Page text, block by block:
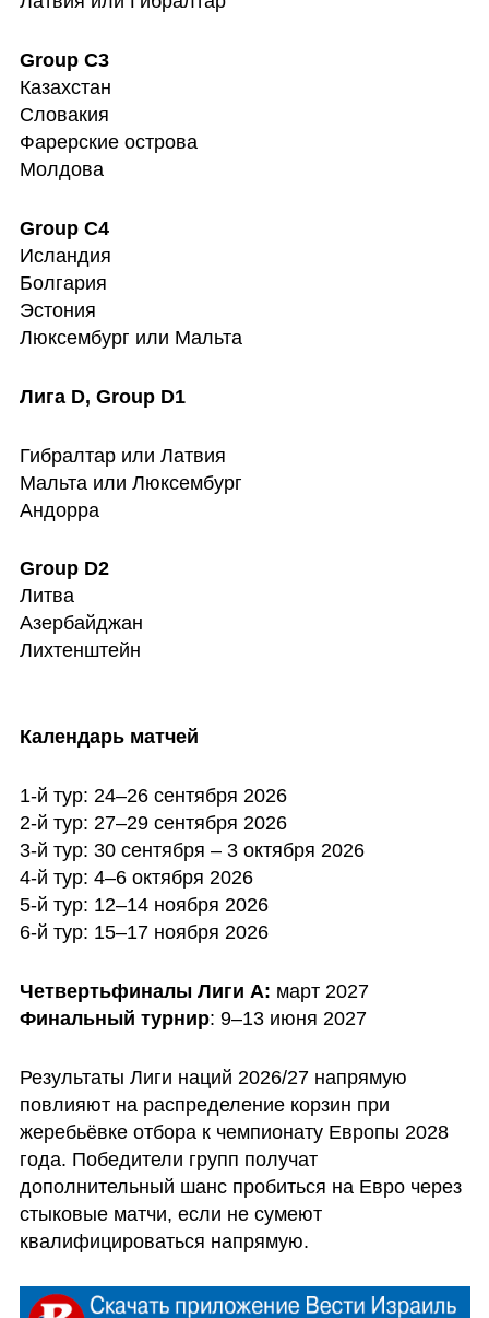
Group C3
Казахстан
Словакия
Фарерские острова
Молдова
Group C4
Исландия
Болгария
Эстония
Люксембург или Мальта
Лига D, Group D1
Гибралтар или Латвия
Мальта или Люксембург
Андорра
Group D2
Литва
Азербайджан
Лихтенштейн
Календарь матчей
1-й тур: 24–26 сентября 2026
2-й тур: 27–29 сентября 2026
3-й тур: 30 сентября – 3 октября 2026
4-й тур: 4–6 октября 2026
5-й тур: 12–14 ноября 2026
6-й тур: 15–17 ноября 2026
Четвертьфиналы Лиги A:
март 2027
Финальный турнир: 9–13 июня 2027
Результаты Лиги наций 2026/27 напрямую
повлияют на распределение корзин при
жеребьёвке отбора к чемпионату Европы 2028
года. Победители групп получат
дополнительный шанс пробиться на Евро через
стыковые матчи, если не сумеют
квалифицироваться напрямую.